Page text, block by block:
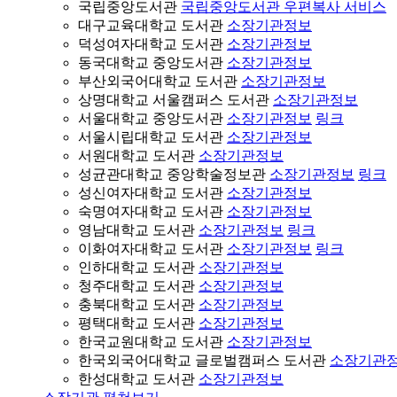
국립중앙도서관 국립중앙도서관 우편복사 서비스
대구교육대학교 도서관 소장기관정보
덕성여자대학교 도서관 소장기관정보
동국대학교 중앙도서관 소장기관정보
부산외국어대학교 도서관 소장기관정보
상명대학교 서울캠퍼스 도서관 소장기관정보
서울대학교 중앙도서관 소장기관정보 링크
서울시립대학교 도서관 소장기관정보
서원대학교 도서관 소장기관정보
성균관대학교 중앙학술정보관 소장기관정보 링크
성신여자대학교 도서관 소장기관정보
숙명여자대학교 도서관 소장기관정보
영남대학교 도서관 소장기관정보 링크
이화여자대학교 도서관 소장기관정보 링크
인하대학교 도서관 소장기관정보
청주대학교 도서관 소장기관정보
충북대학교 도서관 소장기관정보
평택대학교 도서관 소장기관정보
한국교원대학교 도서관 소장기관정보
한국외국어대학교 글로벌캠퍼스 도서관 소장기관
한성대학교 도서관 소장기관정보